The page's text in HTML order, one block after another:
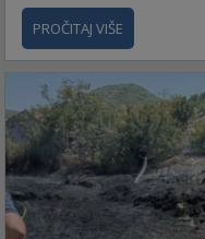
PROČITAJ VIŠE